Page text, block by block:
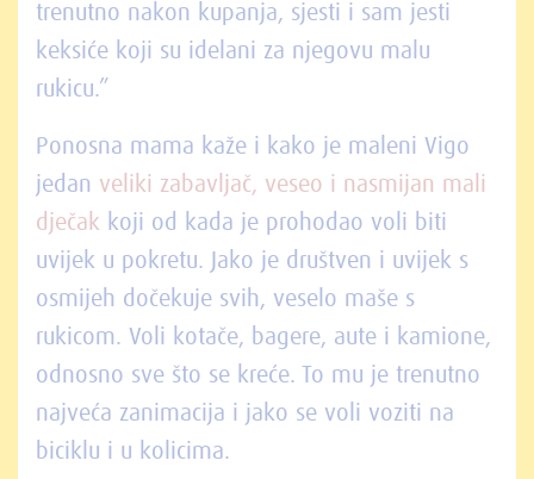
trenutno nakon kupanja, sjesti i sam jesti
keksiće koji su idelani za njegovu malu
rukicu.”
Ponosna mama kaže i kako je maleni Vigo
jedan veliki zabavljač, veseo i nasmijan mali
dječak koji od kada je prohodao voli biti
uvijek u pokretu. Jako je društven i uvijek s
osmijeh dočekuje svih, veselo maše s
rukicom. Voli kotače, bagere, aute i kamione,
odnosno sve što se kreće. To mu je trenutno
najveća zanimacija i jako se voli voziti na
biciklu i u kolicima.